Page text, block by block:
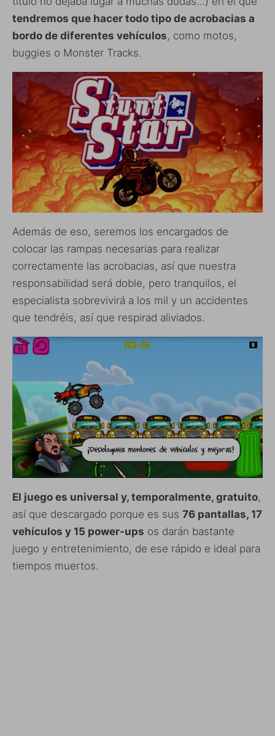
tendremos que hacer todo tipo de acrobacias a
bordo de diferentes vehículos, como motos,
buggies o Monster Tracks.
Además de eso, seremos los encargados de
colocar las rampas necesarias para realizar
correctamente las acrobacias, así que nuestra
responsabilidad será doble, pero tranquilos, el
especialista sobrevivirá a los mil y un accidentes
que tendréis, así que respirad aliviados.
El juego es universal y, temporalmente, gratuito,
así que descargado porque es sus 76 pantallas, 17
vehículos y 15 power-ups os darán bastante
juego y entretenimiento, de ese rápido e ideal para
tiempos muertos.